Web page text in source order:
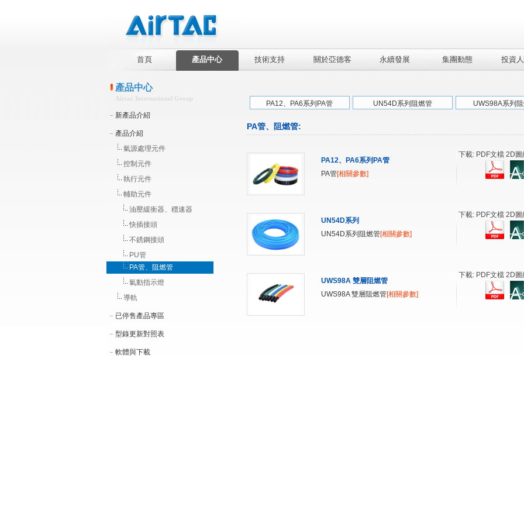
首頁 產品中心 技術支持 關於亞德客 永續發展 集團動態 投資
產品中心
Airtac International Group
新產品介紹
產品介紹
氣源處理元件
控制元件
執行元件
輔助元件
油壓緩衝器、穩速器
快插接頭
不銹鋼接頭
PU管
PA管、阻燃管
氣動指示燈
導軌
已停售產品專區
型錄更新對照表
軟體與下載
PA12、PA6系列PA管 UN54D系列阻燃管 UWS98A系列
PA管、阻燃管:
PA12、PA6系列PA管
PA管[相關參數]
下載: PDF文檔 2D圖
UN54D系列
UN54D系列阻燃管[相關參數]
下載: PDF文檔 2D圖
UWS98A 雙層阻燃管
UWS98A 雙層阻燃管[相關參數]
下載: PDF文檔 2D圖